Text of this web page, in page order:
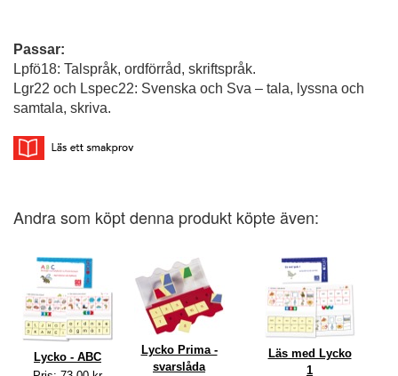
Passar:
Lpfö18: Talspråk, ordförråd, skriftspråk.
Lgr22 och Lspec22: Svenska och Sva – tala, lyssna och
samtala, skriva.
Andra som köpt denna produkt köpte även:
Lycko - ABC
Lycko Prima -
svarslåda
Läs med Lycko
1